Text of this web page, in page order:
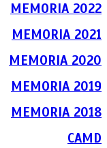
MEMORIA 2022
MEMORIA 2021
MEMORIA 2020
MEMORIA 2019
MEMORIA 2018
CAMD